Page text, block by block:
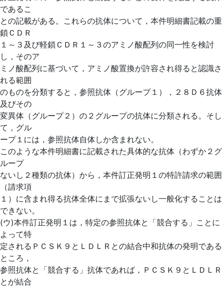
であるこ
との記載がある。これらの抗体について，本件明細書記載の重
鎖ＣＤＲ
１～３及び軽鎖ＣＤＲ１～３のアミノ酸配列の同一性を検討
し，そのア
ミノ酸配列に基づいて，アミノ酸置換が許容され得ると認識さ
れる範囲
のものを分類すると，参照抗体（グループ１），２８Ｄ６抗体
及びその
変異体（グループ２）の２グループの抗体に分類される。そし
て，グル
ープ１には，参照抗体自体しか含まれない。
このような本件明細書に記載された具体的な抗体（わずか２グ
ループ
ないし２種類の抗体）から，本件訂正発明１の特許請求の範囲
（請求項
１）に含まれ得る抗体全体にまで拡張ないし一般化することは
できない。
(ウ)本件訂正発明１は，特定の参照抗体と「競合する」ことに
よって特
定されるＰＣＳＫ９とＬＤＬＲとの結合中和抗体の発明である
ところ，
参照抗体と「競合する」抗体であれば，ＰＣＳＫ９とＬＤＬＲ
とが結合